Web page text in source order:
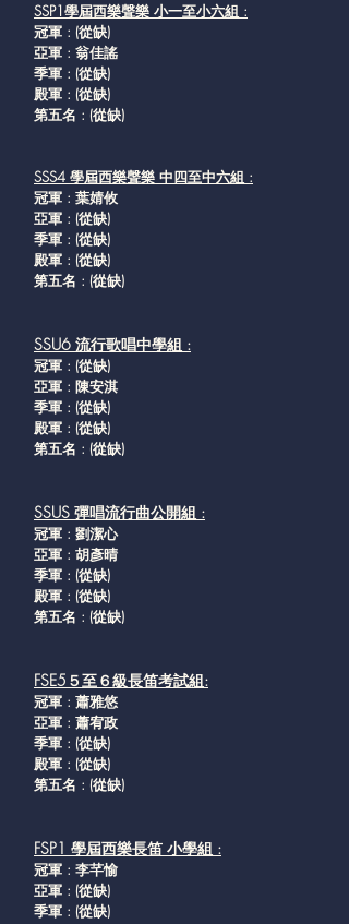
SSP1學屆西樂聲樂 小一至小六組 :
冠軍 : (從缺)
亞軍 : 翁佳謠
季軍 : (從缺)
殿軍 : (從缺)
第五名 : (從缺)
SSS4 學屆西樂聲樂 中四至中六組 :
冠軍 : 葉婧攸
亞軍 : (從缺)
季軍 : (從缺)
殿軍 : (從缺)
第五名 : (從缺)
SSU6 流行歌唱中學組 :
冠軍 : (從缺)
亞軍 : 陳安淇
季軍 : (從缺)
殿軍 : (從缺)
第五名 : (從缺)
SSUS 彈唱流行曲公開組 :
冠軍 : 劉潔心
亞軍 : 胡彥晴
季軍 : (從缺)
殿軍 : (從缺)
第五名 : (從缺)
FSE5５至６級長笛考試組:
冠軍 : 蕭雅悠
亞軍 : 蕭宥政
季軍 : (從缺)
殿軍 : (從缺)
第五名 : (從缺)
FSP1 學屆西樂長笛 小學組 :
冠軍 : 李芊愉
亞軍 : (從缺)
季軍 : (從缺)